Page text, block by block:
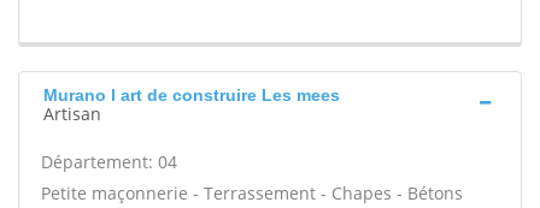
Murano l art de construire Les mees
Artisan
Département: 04
Petite maçonnerie - Terrassement - Chapes - Bétons